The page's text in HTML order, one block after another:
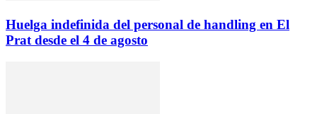
Huelga indefinida del personal de handling en El
Prat desde el 4 de agosto